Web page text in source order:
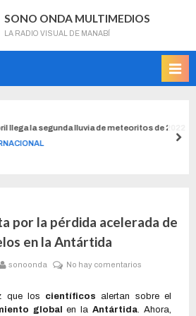
SONO ONDA MULTIMEDIOS
LA RADIO VISUAL DE MANABÍ
llega la segunda lluvia de meteoritos de 2022
por la pérdida acelerada de
en la Antártida
sonoonda No hay comentarios
que los científicosalertan sobre el
global en laAntártida. Ahora,